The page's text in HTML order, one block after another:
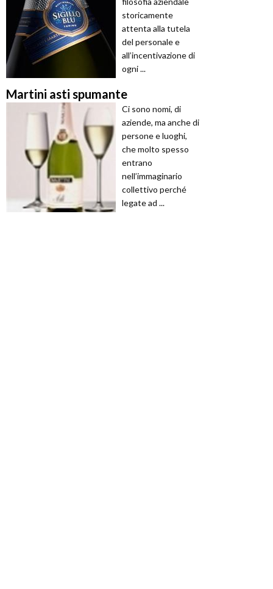
storicamente
attenta alla tutela
del personale e
all’incentivazione di
ogni ...
Martini asti spumante
Ci sono nomi, di
aziende, ma anche di
persone e luoghi,
che molto spesso
entrano
nell’immaginario
collettivo perché
legate ad ...